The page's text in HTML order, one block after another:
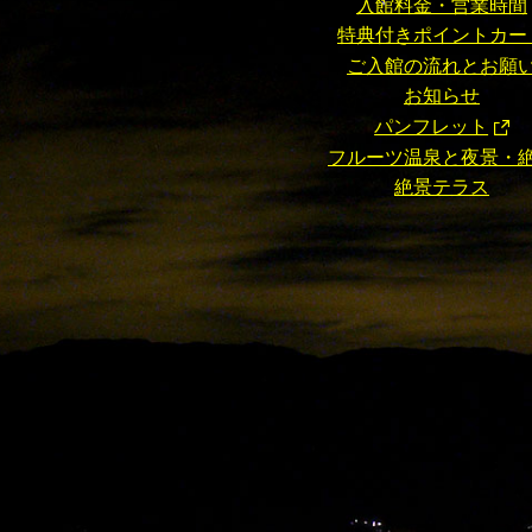
入館料金・営業時間
特典付きポイントカー
ご入館の流れとお願
お知らせ
パンフレット
フルーツ温泉と夜景・
絶景テラス